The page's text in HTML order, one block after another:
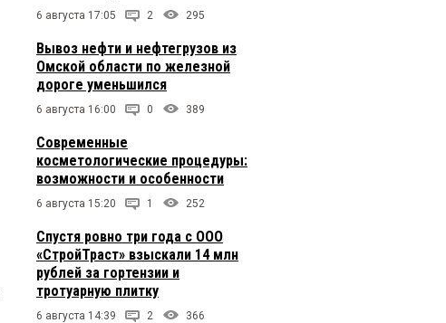
6 августа 17:05 2 295
Вывоз нефти и нефтегрузов из
Омской области по железной
дороге уменьшился
6 августа 16:00 0 389
Современные
косметологические процедуры:
возможности и особенности
6 августа 15:20 1 252
Спустя ровно три года с ООО
«СтройТраст» взыскали 14 млн
рублей за гортензии и
тротуарную плитку
6 августа 14:39 2 366